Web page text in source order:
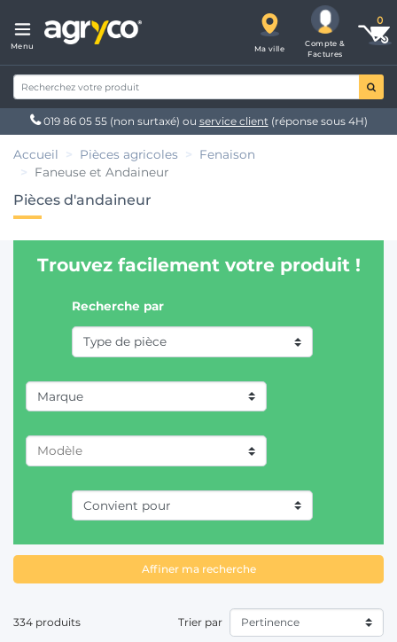
Menu Ma ville
Compte &
Factures
019 86 05 55 (non surtaxé) ou service client(réponse sous 4H)
Accueil Pièces agricoles
Fenaison
Faneuse et Andaineur
Pièces d'andaineur
Trouvez facilement votre produit !
Recherche par
Marque
AGRAM (1)
CASE IH (2)
FELLA (21)
Affiner ma recherche
334 produits Trier par